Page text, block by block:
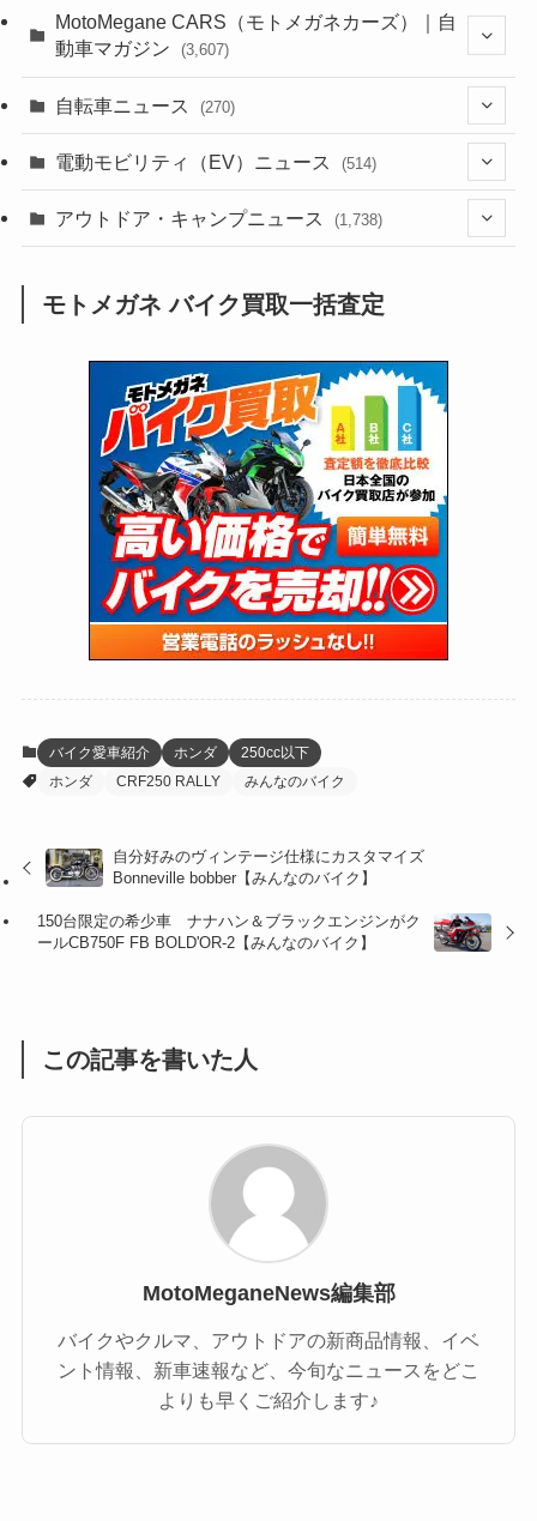
(44)
(639)
(118)
(60)
(31)
(51)
(34)
(5)
(12)
(64)
(109)
(252)
(38)
(24)
(16)
(25)
(24)
(47)
(15)
(5)
(249)
(64)
(16)
(62)
(4)
(6)
(17)
(5)
(27)
(306)
(6,957)
(2,473)
(249)
(1,226)
(12)
(131)
(38)
(131)
(167)
(85)
(21)
(61)
(171)
(98)
(13)
(60)
(274)
(171)
(38)
(47)
(59)
(41)
(47)
(1)
(66)
(16)
(141)
(255)
(204)
(1,142)
(166)
(23)
(33)
(34)
(35)
(41)
(415)
(16)
(352)
MotoMegane CARS（モトメガネカーズ）｜自
動車マガジン
(3,607)
(186)
(137)
(74)
(2,744)
(126)
(170)
自転車ニュース (270)
(54)
(211)
電動モビリティ（EV）ニュース (514)
(132)
(171)
(118)
(27)
アウトドア・キャンプニュース (1,738)
(1,605)
(147)
(13)
(19)
(12)
(16)
(4)
(16)
(1)
モトメガネ バイク買取一括査定
バイク愛車紹介 ホンダ
250cc以下
ホンダ
CRF250 RALLY みんなのバイク
自分好みのヴィンテージ仕様にカスタマイズ
Bonneville bobber【みんなのバイク】
150台限定の希少車 ナナハン＆ブラックエンジンがク
ールCB750F FB BOLD'OR-2【みんなのバイク】
この記事を書いた人
MotoMeganeNews編集部
バイクやクルマ、アウトドアの新商品情報、イベ
ント情報、新車速報など、今旬なニュースをどこ
よりも早くご紹介します♪